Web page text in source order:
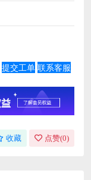
提交工单 联系客服
收藏 点赞(0)